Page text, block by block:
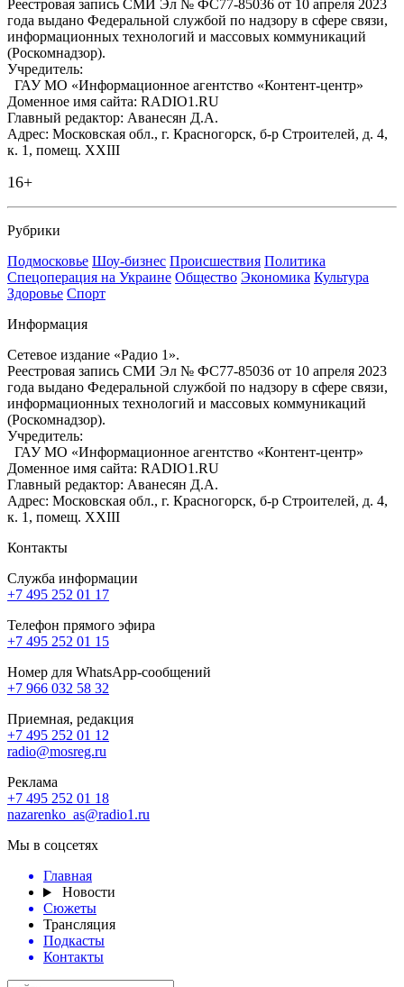
Реестровая запись СМИ Эл № ФС77-85036 от 10 апреля 2023
года выдано Федеральной службой по надзору в сфере связи,
информационных технологий и массовых коммуникаций
(Роскомнадзор).
Учредитель:
ГАУ МО «Информационное агентство «Контент-центр»
Доменное имя сайта: RADIO1.RU
Главный редактор: Аванесян Д.А.
Адрес: Московская обл., г. Красногорск, б-р Строителей, д. 4,
к. 1, помещ. XXIII
16+
Рубрики
Подмосковье Шоу-бизнес Происшествия Политика
Спецоперация на Украине Общество Экономика Культура
Здоровье Спорт
Информация
Сетевое издание «Радио 1».
Реестровая запись СМИ Эл № ФС77-85036 от 10 апреля 2023
года выдано Федеральной службой по надзору в сфере связи,
информационных технологий и массовых коммуникаций
(Роскомнадзор).
Учредитель:
ГАУ МО «Информационное агентство «Контент-центр»
Доменное имя сайта: RADIO1.RU
Главный редактор: Аванесян Д.А.
Адрес: Московская обл., г. Красногорск, б-р Строителей, д. 4,
к. 1, помещ. XXIII
Контакты
Служба информации
+7 495 252 01 17
Телефон прямого эфира
+7 495 252 01 15
Номер для WhatsApp-сообщений
+7 966 032 58 32
Приемная, редакция
+7 495 252 01 12
radio@mosreg.ru
Реклама
+7 495 252 01 18
nazarenko_as@radio1.ru
Мы в соцсетях
Главная
Новости
Сюжеты
Трансляция
Подкасты
Контакты